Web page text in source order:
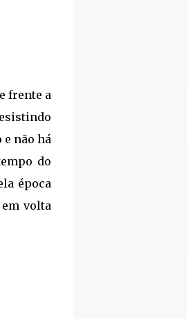
frente a
não há
do
época
volta